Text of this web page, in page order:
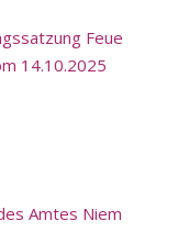
Feue
14.10.2025
Amtes Niem